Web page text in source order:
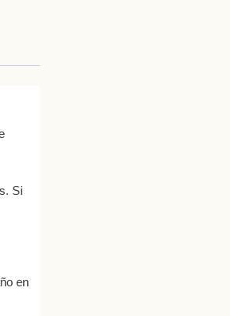
Si
en